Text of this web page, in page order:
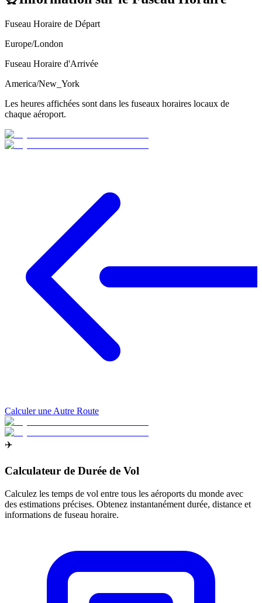
Fuseau Horaire de Départ
Europe/London
Fuseau Horaire d'Arrivée
America/New_York
Les heures affichées sont dans les fuseaux horaires locaux de
chaque aéroport.
Calculer une Autre Route
✈️
Calculateur de Durée de Vol
Calculez les temps de vol entre tous les aéroports du monde avec
des estimations précises. Obtenez instantanément durée, distance et
informations de fuseau horaire.